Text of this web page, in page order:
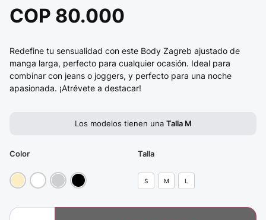
COP 80.000
Redefine tu sensualidad con este Body Zagreb ajustado de
manga larga, perfecto para cualquier ocasión. Ideal para
combinar con jeans o joggers, y perfecto para una noche
apasionada. ¡Atrévete a destacar!
Los modelos tienen una Talla M
Color Talla
S M L